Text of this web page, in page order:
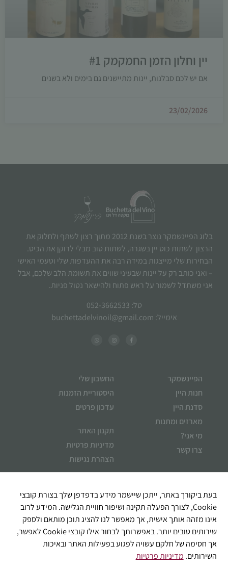
יין וחלון הזמן החמקמק #1
אם יש לכם סבלנות, יינות מתיישנים גם בימים ולא בשנים
23/02/2026
בלוג הפיינשמקר נוצר בשנת 2012 מתוך רצון לשתף ולחלוק את
הרצון לשתות כוס יין בשגרה, לשתות טוב מבלי לרוקן את הכיס.
הבחירות שלי מייצגות במידה רבה את ההעדפות שלי וטעמי האישי
– ואני כותב רק על יינות שבעיני שווים את תשומת הלב שלכם, אבל
אני משתדל לשמור על ראש פתוח ולהישאר נטול פניות.
טל: 052-3662533
אימייל: buchettadelvinoil@gmail.com
הפיינשמקר
חנות היין
סדנת היין
מארזים ומתנות
מי אני?
צרו קשר
החשבון שלי
היסטוריית הזמנות
עדכון פרטים
תקנון האתר
מדיניות פרטיות
הצהרת נגישות
בעת ביקורך באתר, ייתכן שיישמר מידע בדפדפן שלך בצורת קובצי
Cookie, לצורך הפעלה תקינה ושיפור חוויית הגלישה. המידע לרוב
אינו מזהה אותך אישית, אך מאפשר לנו להציג תוכן מותאם ולספק
שירותים טובים יותר. באפשרותך לבחור אילו קובצי Cookie לאפשר,
אך חסימה של חלקם עשויה לפגוע בפעילות האתר ובאיכות
השירותים. מדיניות פרטיות